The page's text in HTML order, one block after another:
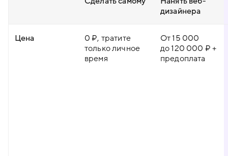
дизайнера
Цена
0 ₽, тратите
только личное
время
От 15 000
до 120 000 ₽ +
предоплата